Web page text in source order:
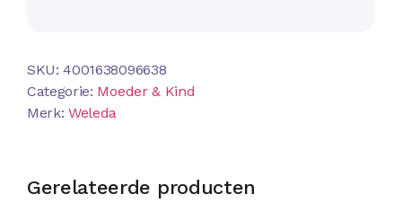
SKU:4001638096638
Categorie: Moeder & Kind
Merk:Weleda
Gerelateerde producten